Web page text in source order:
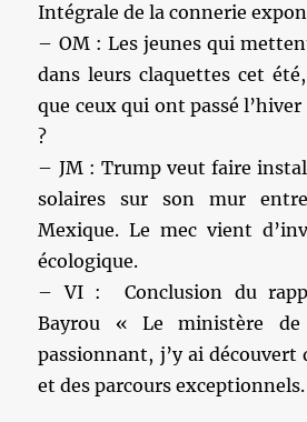
Intégrale de la connerie
– OM : Les jeunes qui
dans leurs claquettes cet
que ceux qui ont passé
?
– JM : Trump veut faire
solaires sur son mur
Mexique. Le mec vient
écologique.
– VI : Conclusion du
Bayrou « Le ministère
passionnant, j’y ai découvert
et des parcours